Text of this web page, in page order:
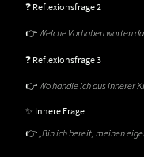
❓ Reflexionsfrage 2
👉 Welche Vorhaben warten
❓ Reflexionsfrage 3
👉 Wo handle ich aus innerer
✨ Innere Frage
👉„Bin ich bereit, meinen